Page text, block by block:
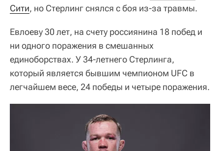
Сити, но Стерлинг снялся с боя из-за травмы.
Евлоеву 30 лет, на счету россиянина 18 побед и
ни одного поражения в смешанных
единоборствах. У 34-летнего Стерлинга,
который является бывшим чемпионом UFC в
легчайшем весе, 24 победы и четыре поражения.